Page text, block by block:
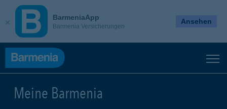
Meine Barmenia
BarmeniaApp
Barmenia Versicherungen
Ansehen